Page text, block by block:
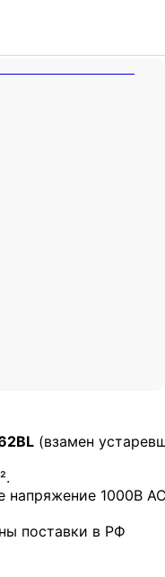
(взамен
напряжение 1000В
поставки в РФ